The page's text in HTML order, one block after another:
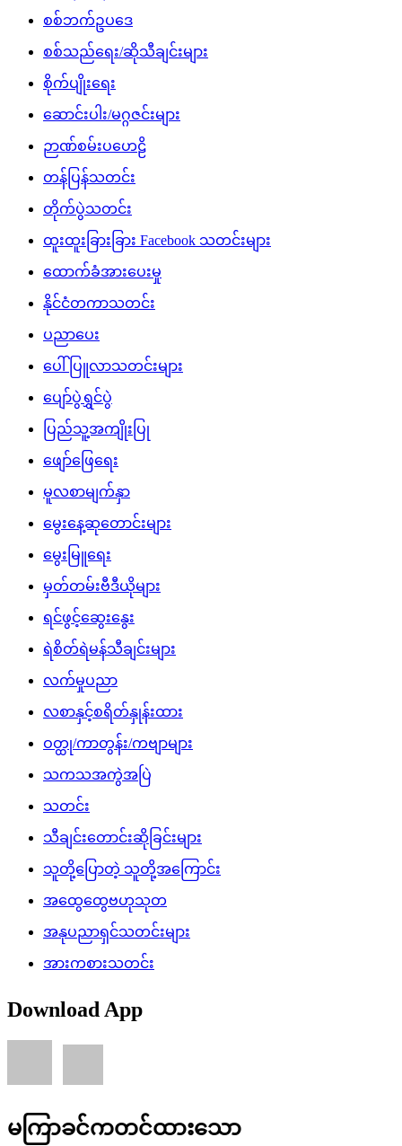
စစ်ဘက်ဥပဒေ
စစ်သည်ရေး/ဆိုသီချင်းများ
စိုက်ပျိုးရေး
ဆောင်းပါး/မဂ္ဂဇင်းများ
ဉာဏ်စမ်းပဟေဠိ
တန်ပြန်သတင်း
တိုက်ပွဲသတင်း
ထူးထူးခြားခြား Facebook သတင်းများ
ထောက်ခံအားပေးမှု
နိုင်ငံတကာသတင်း
ပညာပေး
ပေါ်ပြူလာသတင်းများ
ပျော်ပွဲရွှင်ပွဲ
ပြည်သူ့အကျိုးပြု
ဖျော်ဖြေရေး
မူလစာမျက်နှာ
မွေးနေ့ဆုတောင်းများ
မွေးမြူရေး
မှတ်တမ်းဗီဒီယိုများ
ရင်ဖွင့်ဆွေးနွေး
ရဲစိတ်ရဲမန်သီချင်းများ
လက်မှုပညာ
လစာနှင့်စရိတ်နှုန်းထား
ဝတ္ထု/ကာတွန်း/ကဗျာများ
သကသအကွဲအပြဲ
သတင်း
သီချင်းတောင်းဆိုခြင်းများ
သူတို့ပြောတဲ့ သူတို့အကြောင်း
အထွေထွေဗဟုသုတ
အနုပညာရှင်သတင်းများ
အားကစားသတင်း
Download App
မကြာခင်ကတင်ထားသော